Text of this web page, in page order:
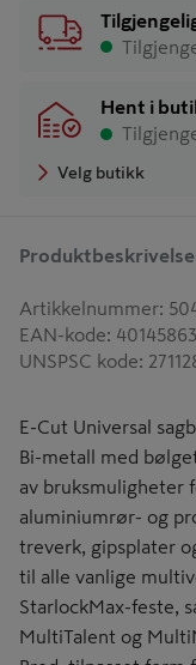
Hent i
Velg butikk
Produktbeskrivelse
Artikkelnummer:
EAN-kode:
UNSPSC kode:
E-Cut Universal
Bi-metall med
av bruksmuligheter
aluminiumrør- og
treverk, gipsplater
til alle vanlige
StarlockMax-feste,
MultiTalent og